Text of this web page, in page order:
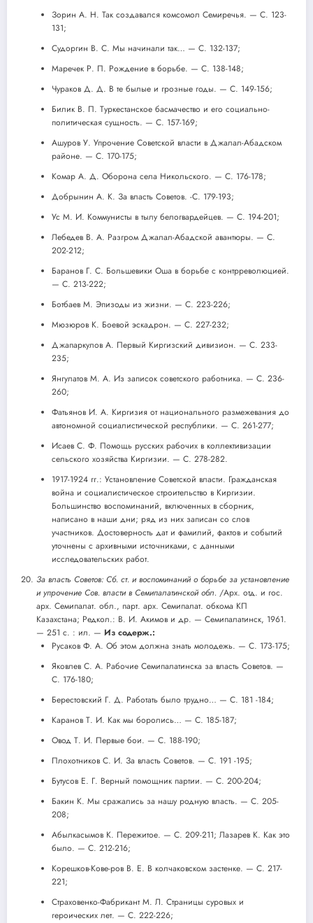
Зорин А. Н. Так создавался комсомол Семиречья. — С. 123-
131;
Судоргин В. С. Мы начинали так… — С. 132-137;
Маречек Р. П. Рождение в борьбе. — С. 138-148;
Чураков Д. Д. В те былые и грозные годы. — С. 149-156;
Билик В. П. Туркестанское басмачество и его социально-
политическая сущность. — С. 157-169;
Ашуров У. Упрочение Советской власти в Джалал-Абадском
районе. — С. 170-175;
Комар А. Д. Оборона села Никольского. — С. 176-178;
Добрынин А. К. За власть Советов. -С. 179-193;
Ус М. И. Коммунисты в тылу белогвардейцев. — С. 194-201;
Лебедев В. А. Разгром Джалал-Абадской авантюры. — С.
202-212;
Баранов Г. С. Большевики Оша в борьбе с контрреволюцией.
— С. 213-222;
Ботбаев М. Эпизоды из жизни. — С. 223-226;
Мюзюров К. Боевой эскадрон. — С. 227-232;
Джапаркулов А. Первый Киргизский дивизион. — С. 233-
235;
Янгулатов М. А. Из записок советского работника. — С. 236-
260;
Фатьянов И. А. Киргизия от национального размежевания до
автономной социалистической республики. — С. 261-277;
Исаев С. Ф. Помощь русских рабочих в коллективизации
сельского хозяйства Киргизии. — С. 278-282.
1917-1924 гг.: Установление Советской власти. Гражданская
война и социалистическое строительство в Киргизии.
Большинство воспоминаний, включенных в сборник,
написано в наши дни; ряд из них записан со слов
участников. Достоверность дат и фамилий, фактов и событий
уточнены с архивными источниками, с данными
исследовательских работ.
За власть Советов: Сб. ст. и воспоминаний о борьбе за установление
и упрочение Сов. власти в Семипалатинской обл. /Арх. отд. и гос.
арх. Семипалат. обл., парт. арх. Семипалат. обкома КП
Казахстана; Редкол.: В. И. Акимов и др. — Семипалатинск, 1961.
— 251 с. : ил. — Из содерж.:
Русаков Ф. А. Об этом должна знать молодежь. — С. 173-175;
Яковлев С. А. Рабочие Семипалатинска за власть Советов. —
С. 176-180;
Берестовский Г. Д. Работать было трудно… — С. 181 -184;
Каранов Т. И. Как мы боролись… — С. 185-187;
Овод Т. И. Первые бои. — С. 188-190;
Плохотников С. И. За власть Советов. — С. 191 -195;
Бутусов Е. Г. Верный помощник партии. — С. 200-204;
Бакин К. Мы сражались за нашу родную власть. — С. 205-
208;
Абылкасымов К. Пережитое. — С. 209-211; Лазарев К. Как это
было. — С. 212-216;
Корешков-Кове-ров В. Е. В колчаковском застенке. — С. 217-
221;
Страховенко-Фабрикант М. Л. Страницы суровых и
героических лет. — С. 222-226;